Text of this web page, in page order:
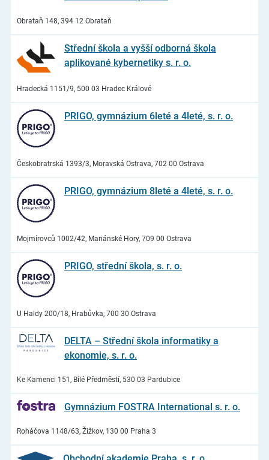
Obrataň 148, 394 12 Obrataň
Střední škola a vyšší odborná škola
aplikované kybernetiky s. r. o.
Hradecká 1151/9, 500 03 Hradec Králové
PRIGO, gymnázium 6leté a 4leté, s. r. o.
Českobratrská 1393/3, Moravská Ostrava, 702 00 Ostrava
PRIGO, gymnázium 8leté a 4leté, s. r. o.
Mojmírovců 1002/42, Mariánské Hory, 709 00 Ostrava
PRIGO, střední škola, s. r. o.
U Haldy 200/18, Hrabůvka, 700 30 Ostrava
DELTA – Střední škola informatiky a
ekonomie, s. r. o.
Ke Kamenci 151, Bílé Předměstí, 530 03 Pardubice
Gymnázium FOSTRA International s. r. o.
Roháčova 1148/63, Žižkov, 130 00 Praha 3